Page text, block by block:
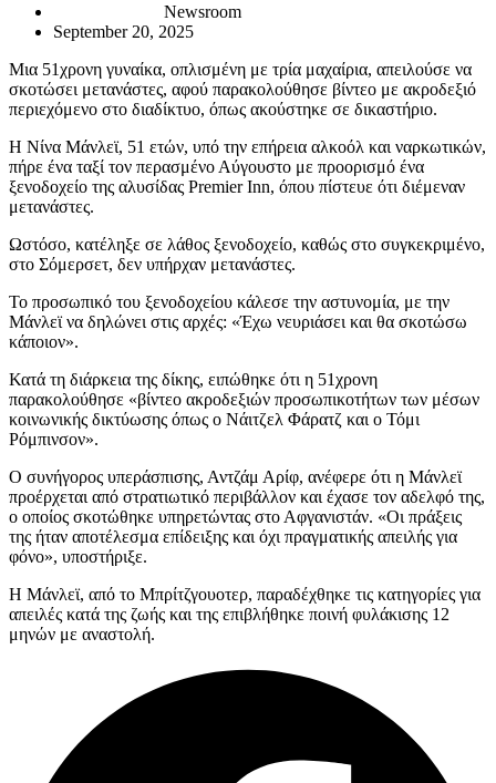
Newsroom
September 20, 2025
Μια 51χρονη γυναίκα, οπλισμένη με τρία μαχαίρια, απειλούσε να
σκοτώσει μετανάστες, αφού παρακολούθησε βίντεο με ακροδεξιό
περιεχόμενο στο διαδίκτυο, όπως ακούστηκε σε δικαστήριο.
Η Νίνα Μάνλεϊ, 51 ετών, υπό την επήρεια αλκοόλ και ναρκωτικών,
πήρε ένα ταξί τον περασμένο Αύγουστο με προορισμό ένα
ξενοδοχείο της αλυσίδας Premier Inn, όπου πίστευε ότι διέμεναν
μετανάστες.
Ωστόσο, κατέληξε σε λάθος ξενοδοχείο, καθώς στο συγκεκριμένο,
στο Σόμερσετ, δεν υπήρχαν μετανάστες.
Το προσωπικό του ξενοδοχείου κάλεσε την αστυνομία, με την
Μάνλεϊ να δηλώνει στις αρχές: «Έχω νευριάσει και θα σκοτώσω
κάποιον».
Κατά τη διάρκεια της δίκης, ειπώθηκε ότι η 51χρονη
παρακολούθησε «βίντεο ακροδεξιών προσωπικοτήτων των μέσων
κοινωνικής δικτύωσης όπως ο Νάιτζελ Φάρατζ και ο Τόμι
Ρόμπινσον».
Ο συνήγορος υπεράσπισης, Αντζάμ Αρίφ, ανέφερε ότι η Μάνλεϊ
προέρχεται από στρατιωτικό περιβάλλον και έχασε τον αδελφό της,
ο οποίος σκοτώθηκε υπηρετώντας στο Αφγανιστάν. «Οι πράξεις
της ήταν αποτέλεσμα επίδειξης και όχι πραγματικής απειλής για
φόνο», υποστήριξε.
Η Μάνλεϊ, από το Μπρίτζγουοτερ, παραδέχθηκε τις κατηγορίες για
απειλές κατά της ζωής και της επιβλήθηκε ποινή φυλάκισης 12
μηνών με αναστολή.